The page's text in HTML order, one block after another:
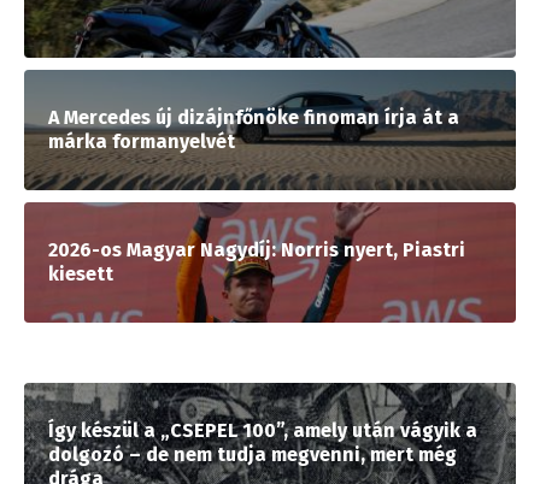
A Mercedes új dizájnfőnöke finoman írja át a
márka formanyelvét
2026-os Magyar Nagydíj: Norris nyert, Piastri
kiesett
Így készül a „CSEPEL 100”, amely után vágyik a
dolgozó – de nem tudja megvenni, mert még
drága